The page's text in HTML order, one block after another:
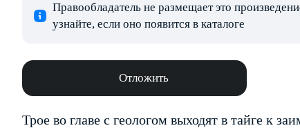
Правообладатель не размещает это
узнайте, если оно появится в каталоге
Отложить
Трое во главе с геологом выходят в тайге к